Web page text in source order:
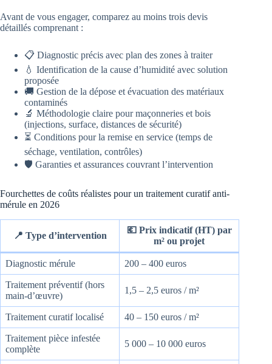
Avant de vous engager, comparez au moins trois devis
détaillés comprenant :
📋 Diagnostic précis avec plan des zones à traiter
💧 Identification de la cause d’humidité avec solution
proposée
🚚 Gestion de la dépose et évacuation des matériaux
contaminés
🔬 Méthodologie claire pour maçonneries et bois
(injections, surface, distances de sécurité)
⏳ Conditions pour la remise en service (temps de
séchage, ventilation, contrôles)
🛡️ Garanties et assurances couvrant l’intervention
Fourchettes de coûts réalistes pour un traitement curatif anti-
mérule en 2026
📍 Type d’intervention
💶 Prix indicatif (HT) par
m² ou projet
Diagnostic mérule 200 – 400 euros
Traitement préventif (hors
main-d’œuvre)
1,5 – 2,5 euros / m²
Traitement curatif localisé 40 – 150 euros / m²
Traitement pièce infestée
complète
5 000 – 10 000 euros